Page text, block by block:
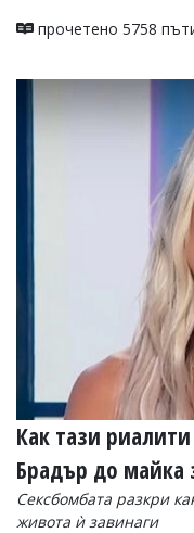
прочетено 5758
Как тази
Брадър до майка
Сексбомбата разкри
живота ѝ завинаги